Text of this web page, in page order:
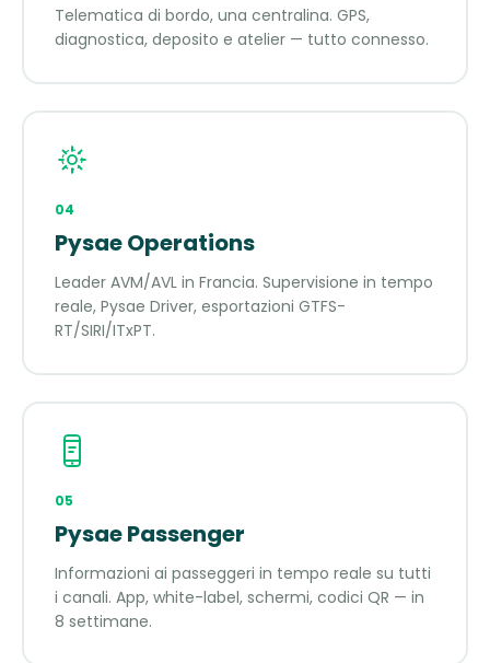
Telematica di bordo, una centralina. GPS,
diagnostica, deposito e atelier — tutto connesso.
04
Pysae Operations
Leader AVM/AVL in Francia. Supervisione in tempo
reale, Pysae Driver, esportazioni GTFS-
RT/SIRI/ITxPT.
05
Pysae Passenger
Informazioni ai passeggeri in tempo reale su tutti
i canali. App, white-label, schermi, codici QR — in
8 settimane.